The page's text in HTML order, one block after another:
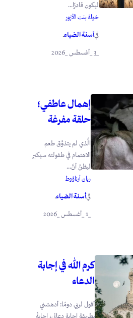
ليكون قادرًا...
خولة بنت الأزور
فيأسنة الضياء.
إهمال عاطفي؛
حلقة مفرغة
الَّذي لم يتذوَّق طعم
الاهتمام في طفولته سيكبر
ليظنَّ أنَّ...
ريان أرناؤوط
فيأسنة الضياء.
_1 _أغسطس _2026
كرم الله في إجابة
الدعاء
أقول لربي دومًا: أدهشني
بطريقة إجابة دعائي، إجابةً